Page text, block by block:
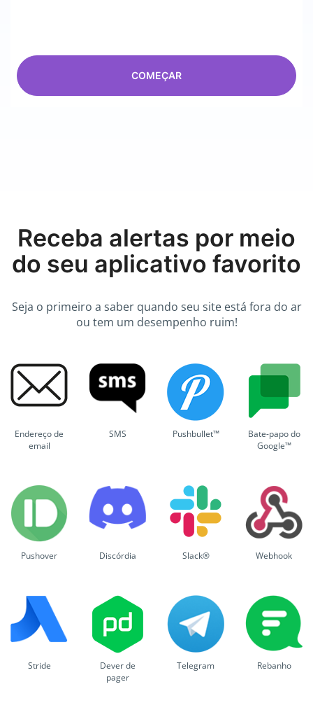
COMEÇAR
Receba alertas por meio
do seu aplicativo favorito
Seja o primeiro a saber quando seu site está fora do ar
ou tem um desempenho ruim!
Endereço de
email
SMS Pushbullet™
Bate-papo do
Google™
Pushover Discórdia Slack® Webhook
Stride
Dever de
pager
Telegram Rebanho